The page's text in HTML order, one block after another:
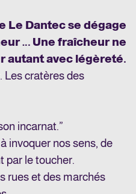
Le Dantec se dégage
… Une fraîcheur ne
autant avec légèreté.
Les cratères des
incarnat.”
invoquer nos sens, de
par le toucher.
rues et des marchés